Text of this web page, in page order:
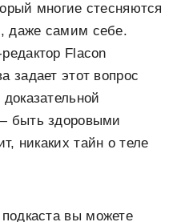
многие стесняются
даже самим себе.
Flacon
задает этот вопрос
быть здоровыми
никаких тайн о теле
вы можете